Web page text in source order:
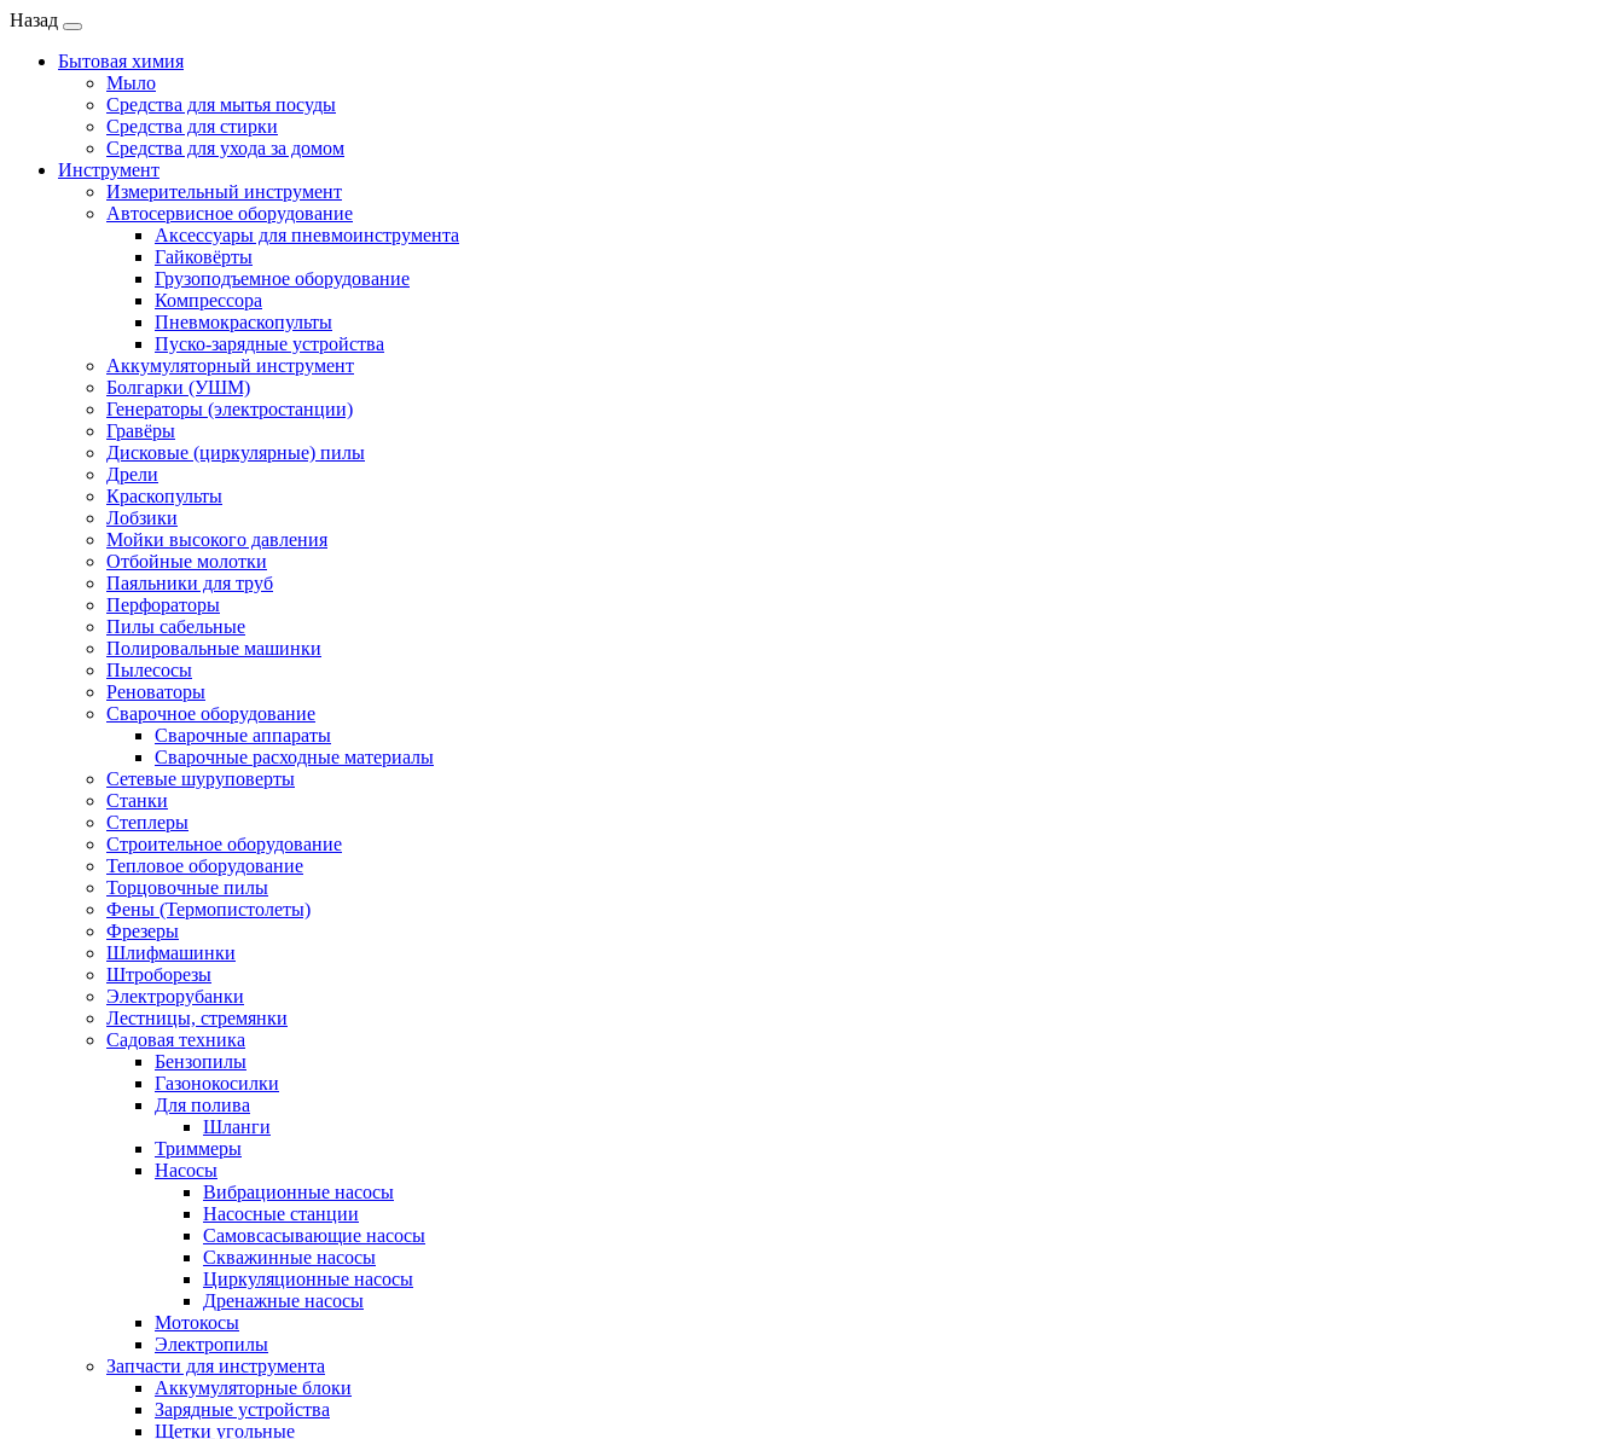
Назад
Бытовая химия
Мыло
Средства для мытья посуды
Средства для стирки
Средства для ухода за домом
Инструмент
Измерительный инструмент
Автосервисное оборудование
Аксессуары для пневмоинструмента
Гайковёрты
Грузоподъемное оборудование
Компрессора
Пневмокраскопульты
Пуско-зарядные устройства
Аккумуляторный инструмент
Болгарки (УШМ)
Генераторы (электростанции)
Гравёры
Дисковые (циркулярные) пилы
Дрели
Краскопульты
Лобзики
Мойки высокого давления
Отбойные молотки
Паяльники для труб
Перфораторы
Пилы сабельные
Полировальные машинки
Пылесосы
Реноваторы
Сварочное оборудование
Сварочные аппараты
Сварочные расходные материалы
Сетевые шуруповерты
Станки
Степлеры
Строительное оборудование
Тепловое оборудование
Торцовочные пилы
Фены (Термопистолеты)
Фрезеры
Шлифмашинки
Штроборезы
Электрорубанки
Лестницы, стремянки
Садовая техника
Бензопилы
Газонокосилки
Для полива
Шланги
Триммеры
Насосы
Вибрационные насосы
Насосные станции
Самовсасывающие насосы
Скважинные насосы
Циркуляционные насосы
Дренажные насосы
Мотокосы
Электропилы
Запчасти для инструмента
Аккумуляторные блоки
Зарядные устройства
Щетки угольные